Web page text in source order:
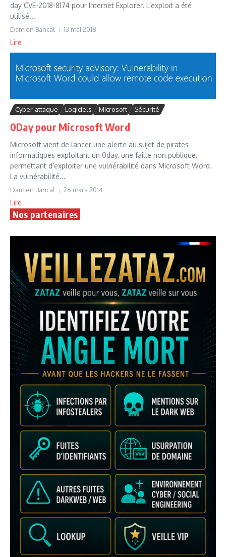
day CVE-2018-8174 pour Internet Explorer. L’exploit a été
utilisé...
Damien Bancal 13 mai 2018
Lire
Cyber-attaque Logiciels Microsoft Sécurité
0Day pour Microsoft Word
Microsoft vient de lancer une alerte au sujet de pirates
informatiques exploitant un 0day, une faille non publique,
permettant d’exploiter une vulnérabilité dans Microsoft Word.
La vulnérabilité...
Damien Bancal 26 mars 2014
Lire
Nos partenaires